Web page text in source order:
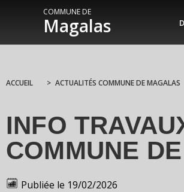
COMMUNE DE
Magalas
ACCUEIL > ACTUALITÉS COMMUNE DE MAGALAS
INFO
COMMUNE
Publiée le 19/02/2026